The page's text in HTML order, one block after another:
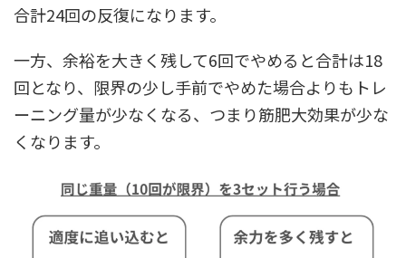
合計24回の反復になります。
一方、余裕を大きく残して6回でやめると合計は18
回となり、限界の少し手前でやめた場合よりもトレ
ーニング量が少なくなる、つまり筋肥大効果が少な
くなります。